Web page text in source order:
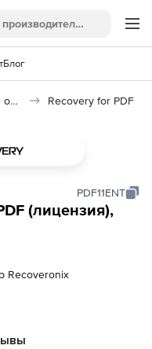
Блог
Программное обеспечение для восстановления данных Recovery for PDF
PDF11ENT
(лицензия),
Recoveronix